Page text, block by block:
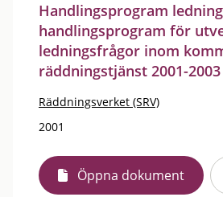
Handlingsprogram
handlingsprogram för
ledningsfrågor inom
räddningstjänst 2001-
Räddningsverket (SRV)
2001
Öppna dokument